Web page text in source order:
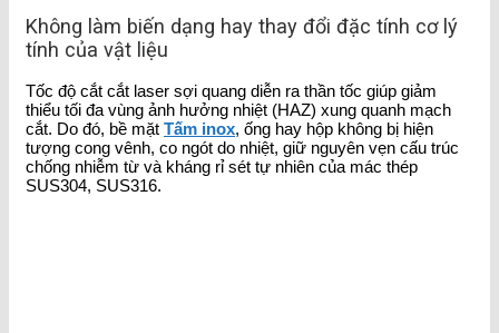
Không làm biến dạng hay thay đổi đặc tính cơ lý
tính của vật liệu
Tốc độ cắt cắt laser sợi quang diễn ra thần tốc giúp giảm
thiểu tối đa vùng ảnh hưởng nhiệt (HAZ) xung quanh mạch
cắt. Do đó, bề mặt Tấm inox, ống hay hộp không bị hiện
tượng cong vênh, co ngót do nhiệt, giữ nguyên vẹn cấu trúc
chống nhiễm từ và kháng rỉ sét tự nhiên của mác thép
SUS304, SUS316.